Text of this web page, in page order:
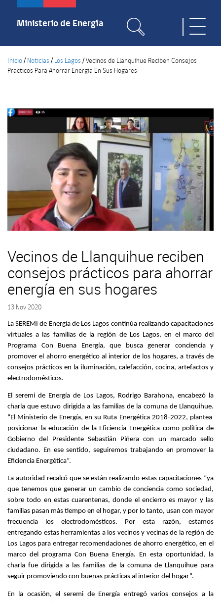
Pasar
contenido
Ministerio de Energía
Inicio/ Noticias / Los Lagos /Vecinos de Llanquihue Reciben Consejos
Practicos Para Ahorrar Energia En Sus Hogares
Vecinos de Llanquihue reciben
consejos prácticos para ahorrar
energía en sus hogares
13 Nov 2020
La SEREMI de Energía de Los Lagos continúa realizando capacitaciones
virtuales a las familias de la región de Los Lagos, en el marco del
Programa Con Buena Energía, que busca generar conciencia y
promover el ahorro energético al interior de los hogares, a través de
consejos prácticos en la iluminación, calefacción, cocina, artefactos y
electrodomésticos.
El seremi de Energía de Los Lagos, Rodrigo Barahona, encabezó la
charla que estuvo dirigida a las familias de la comuna de Llanquihue.
“El Ministerio de Energía, en su Ruta Energética 2018-2022, plantea
posicionar la educación de la Eficiencia Energética como política de
Gobierno del Presidente Sebastián Piñera con un marcado sello
ciudadano. En ese sentido, seguiremos trabajando en promover la
Eficiencia Energética”.
La autoridad recalcó que se están realizando estas capacitaciones “ya
que tenemos que generar un cambio de conciencia como sociedad,
sobre todo en estas cuarentenas, donde el encierro es mayor y las
familias pasan más tiempo en el hogar, y por lo tanto, usan con mayor
frecuencia los electrodomésticos. Por esta razón, estamos
entregando estas herramientas a los vecinos y vecinas de la región de
Los Lagos para entregar recomendaciones de ahorro energético, en el
marco del programa Con Buena Energía. En esta oportunidad, la
charla fue dirigida a las familias de la comuna de Llanquihue para
seguir promoviendo con buenas prácticas al interior del hogar”.
En la ocasión, el seremi de Energía entregó varios consejos a la